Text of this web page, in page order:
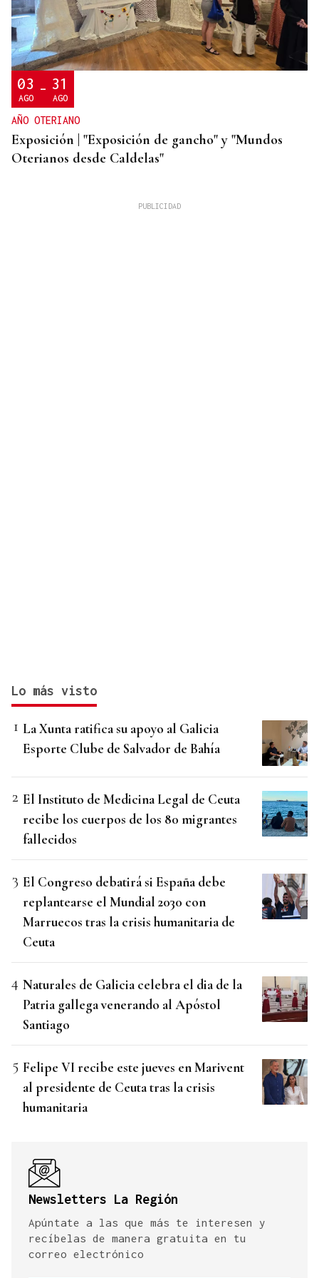
03
AGO - 31
AGO
AÑO OTERIANO
Exposición | "Exposición de gancho" y "Mundos
Oterianos desde Caldelas"
Lo más visto
La Xunta ratifica su apoyo al Galicia
Esporte Clube de Salvador de Bahía
El Instituto de Medicina Legal de Ceuta
recibe los cuerpos de los 80 migrantes
fallecidos
El Congreso debatirá si España debe
replantearse el Mundial 2030 con
Marruecos tras la crisis humanitaria de
Ceuta
Naturales de Galicia celebra el dia de la
Patria gallega venerando al Apóstol
Santiago
Felipe VI recibe este jueves en Marivent
al presidente de Ceuta tras la crisis
humanitaria
Newsletters La Región
Apúntate a las que más te interesen y
recíbelas de manera gratuita en tu
correo electrónico